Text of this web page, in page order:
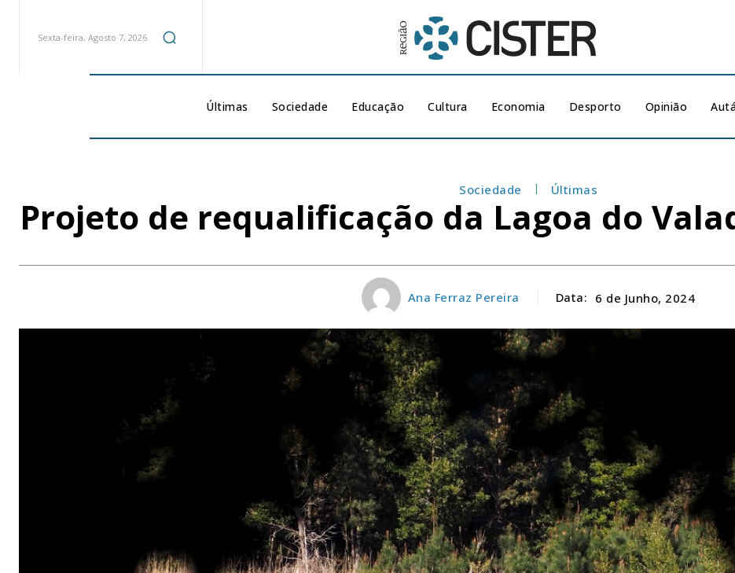
Sexta-feira, Agosto 7, 2026
Últimas Sociedade Educação Cultura Economia Desporto Opinião
Sociedade Últimas
Projeto de requalificação da Lagoa do
Ana Ferraz Pereira Data: 6 de Junho, 2024